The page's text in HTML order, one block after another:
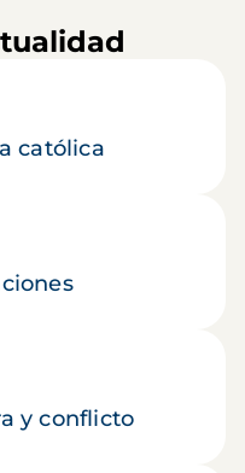
católica
y conflicto